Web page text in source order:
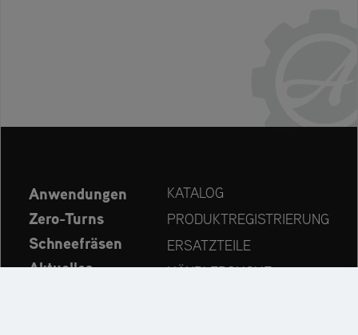
Anwendungen
Zero-Turns
Schneefräsen
Aktuelles
KATALOG
PRODUKTREGISTRIERUNG
ERSATZTEILE
HÄNDLERSUCHE